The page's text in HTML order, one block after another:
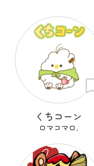
くちコーン
ロマコマロ.